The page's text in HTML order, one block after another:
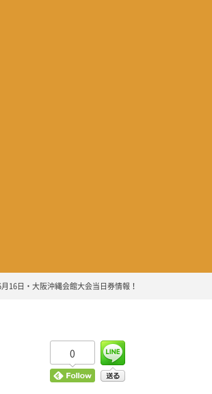
16日・大阪沖縄会館大会当日券情報！
0